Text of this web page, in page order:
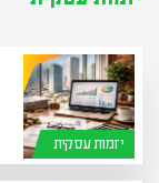
יזמות עסקית